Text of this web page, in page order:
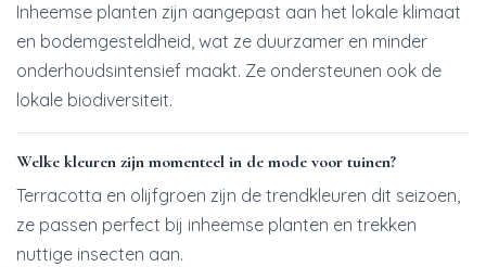
Inheemse planten zijn aangepast aan het lokale klimaat
en bodemgesteldheid, wat ze duurzamer en minder
onderhoudsintensief maakt. Ze ondersteunen ook de
lokale biodiversiteit.
Welke kleuren zijn momenteel in de mode voor tuinen?
Terracotta en olijfgroen zijn de trendkleuren dit seizoen,
ze passen perfect bij inheemse planten en trekken
nuttige insecten aan.